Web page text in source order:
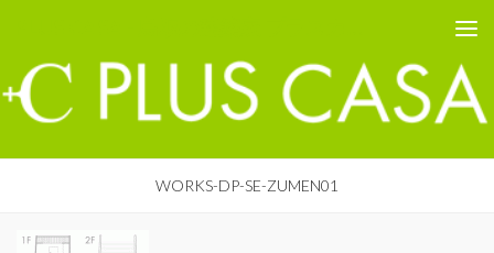
WORKS-DP-SE-ZUMEN01